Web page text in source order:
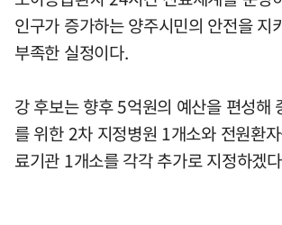
인구가 증가하는 양주시민의 안전을 지
부족한 실정이다.
강 후보는 향후 5억원의 예산을 편성해
를 위한 2차 지정병원 1개소와 전원환
료기관 1개소를 각각 추가로 지정하겠